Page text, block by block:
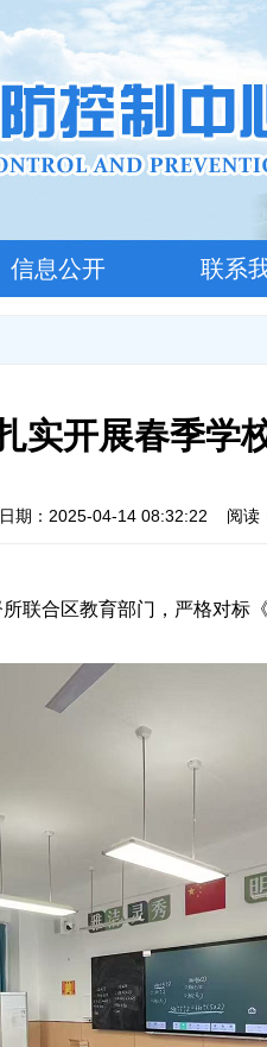
信息公开 联系
实开展春季学
期：2025-04-14 08:32:22 阅读
联合区教育部门，严格对标